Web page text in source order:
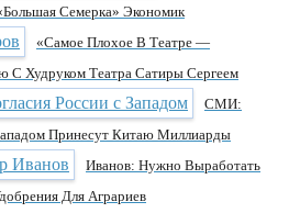
Семерка» Экономик
«Самое Плохое В Театре —
С Худруком Театра Сатиры Сергеем
СМИ:
Принесут Китаю Миллиарды
Иванов: Нужно Выработать
Для Аграриев